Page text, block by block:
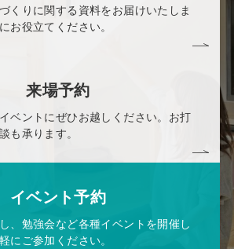
くりに関する資料をお届けいたしま
お役立てください。
来場予約
ベントにぜひお越しください。お打
も承ります。
イベント予約
、勉強会など各種イベントを開催し
にご参加ください。